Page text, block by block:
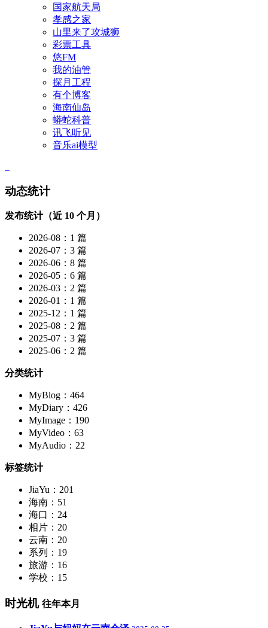
国家航天局
孝感之家
山里来了攻城狮
彩票工具
悠FM
我的油管
探月工程
有个博客
海南仙岛
蟒蛇科普
讯飞听见
音乐ai模型
动态统计
发布统计（近 10 个月）
2026-08：1 篇
2026-07：3 篇
2026-06：8 篇
2026-05：6 篇
2026-03：2 篇
2026-01：1 篇
2025-12：1 篇
2025-08：2 篇
2025-07：3 篇
2025-06：2 篇
分类统计
MyBlog：464
MyDiary：426
MyImage：190
MyVideo：63
MyAudio：22
标签统计
JiaYu：201
海南：51
海口：24
相片：20
云南：20
系列：19
旅游：16
学校：15
时光机 往年本月